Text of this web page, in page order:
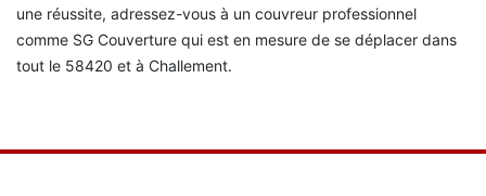
une réussite, adressez-vous à un couvreur professionnel
comme SG Couverture qui est en mesure de se déplacer dans
tout le 58420 et à Challement.